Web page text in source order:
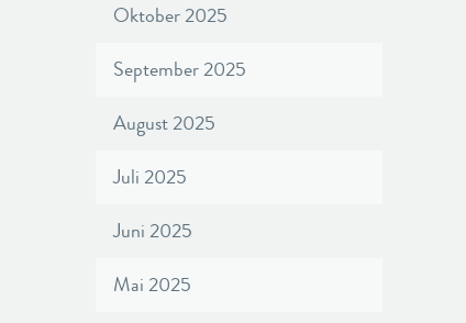
Oktober 2025
September 2025
August 2025
Juli 2025
Juni 2025
Mai 2025